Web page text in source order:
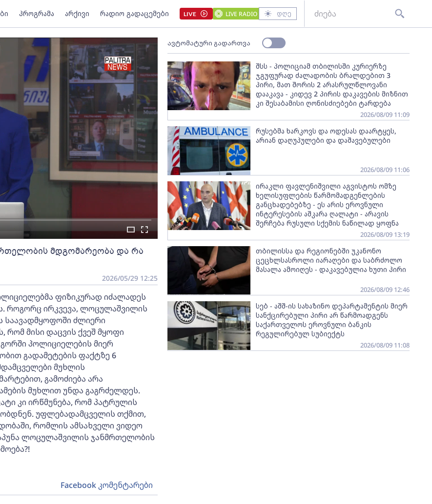
პროგრამა არქივი რადიო გადაცემები LIVE LIVE RADIO დღე
მდგომარეობა და რა
2026/05/29 12:25
ფიზიკურად იძალადეს
როგორც ირკვევა, ლოცულაშვილის
საავადმყოფოში ძლიერი
რომ მისი დაცვის ქვეშ მყოფი
პოლიციელების მიერ
გადამეტების ფაქტზე 6
მუხლის
გამოძიება არა
მუხლით უნდა გაგრძელდეს.
კი ირწმუნება, რომ პატრულის
უფლებადამცველის თქმით,
რომლის ამსახველი ვიდეო
ლოცულაშვილის ჯანმრთელობის
ავტომატური გადართვა
შსს - პოლიციამ თბილისში კურიერზე
ჯგუფურად ძალადობის ბრალდებით 3
პირი, მათ შორის 2 არასრულწლოვანი
დააკავა - კიდევ 2 პირის დაკავების მიზნით
კი შესაბამისი ღონისძიებები ტარდება
2026/08/09 11:09
რუსებმა ხარკოვს და ოდესას დაარტყეს,
არიან დაღუპულები და დაშავებულები
2026/08/09 11:06
ირაკლი ფავლენიშვილი აგვისტოს ომზე
ხელისუფლების წარმომადგენლების
განცხადებებზე - ეს არის ეროვნული
ინტერესების აშკარა ღალატი - არავის
შერჩება რუსული სქემის ნაწილად ყოფნა
2026/08/09 13:19
თბილისსა და რეგიონებში უკანონო
ცეცხლსასროლი იარაღები და საბრძოლო
მასალა ამოიღეს - დაკავებულია ხუთი პირი
2026/08/09 12:46
სებ - აშშ-ის სახაზინო დეპარტამენტის მიერ
სანქცირებული პირი არ წარმოადგენს
საქართველოს ეროვნული ბანკის
რეგულირებულ სუბიექტს
2026/08/09 11:08
Facebook კომენტარები